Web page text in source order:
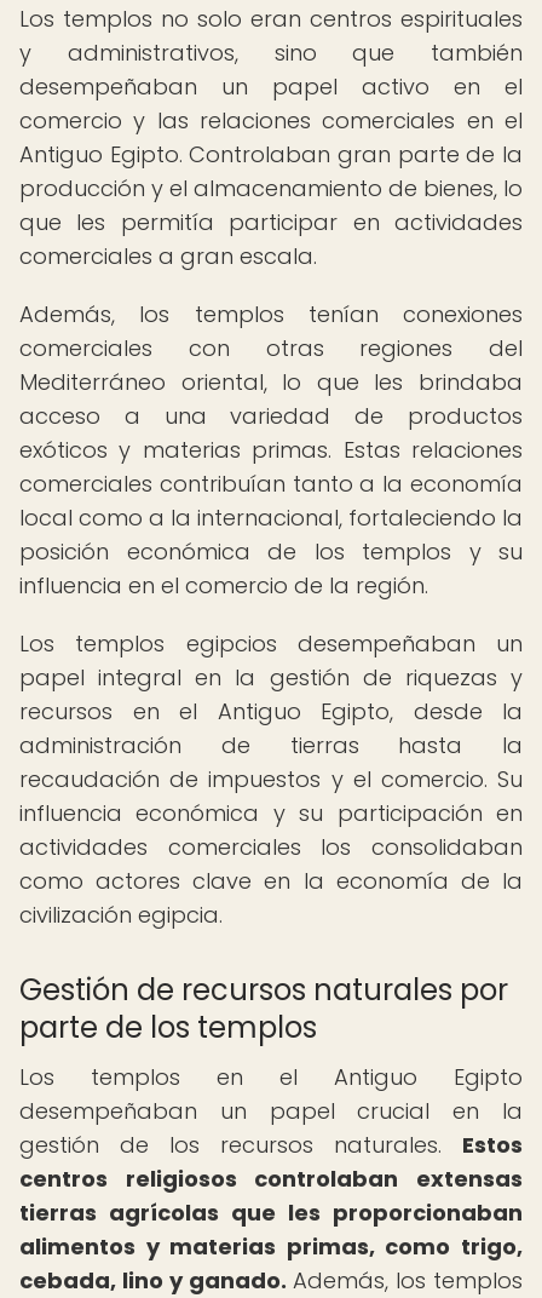
Los templos no solo eran centros espirituales
y administrativos, sino que también
desempeñaban un papel activo en el
comercio y las relaciones comerciales en el
Antiguo Egipto. Controlaban gran parte de la
producción y el almacenamiento de bienes, lo
que les permitía participar en actividades
comerciales a gran escala.
Además, los templos tenían conexiones
comerciales con otras regiones del
Mediterráneo oriental, lo que les brindaba
acceso a una variedad de productos
exóticos y materias primas. Estas relaciones
comerciales contribuían tanto a la economía
local como a la internacional, fortaleciendo la
posición económica de los templos y su
influencia en el comercio de la región.
Los templos egipcios desempeñaban un
papel integral en la gestión de riquezas y
recursos en el Antiguo Egipto, desde la
administración de tierras hasta la
recaudación de impuestos y el comercio. Su
influencia económica y su participación en
actividades comerciales los consolidaban
como actores clave en la economía de la
civilización egipcia.
Gestión de recursos naturales por
parte de los templos
Los templos en el Antiguo Egipto
desempeñaban un papel crucial en la
gestión de los recursos naturales. Estos
centros religiosos controlaban extensas
tierras agrícolas que les proporcionaban
alimentos y materias primas, como trigo,
cebada, lino y ganado. Además, los templos